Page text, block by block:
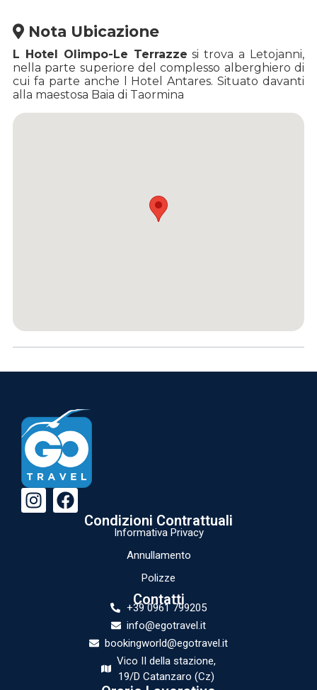
Nota Ubicazione
L Hotel Olimpo-Le Terrazze si trova a Letojanni,
nella parte superiore del complesso alberghiero di
cui fa parte anche l Hotel Antares. Situato davanti
alla maestosa Baia di Taormina
Condizioni Contrattuali
Informativa Privacy
Annullamento
Polizze
Contatti
+39 0961 799205
info@egotravel.it
bookingworld@egotravel.it
Vico II della stazione,
19/D Catanzaro (Cz)